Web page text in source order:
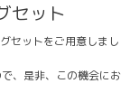
セット
セットをご用意しまし
、是非、この機会にお